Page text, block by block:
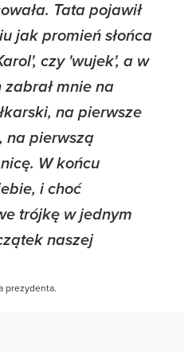
Tata pojawił
jak promień słońca
czy 'wujek', a w
zabrał mnie na
na pierwsze
na pierwszą
W końcu
i choć
trójkę w jednym
naszej
prezydenta.